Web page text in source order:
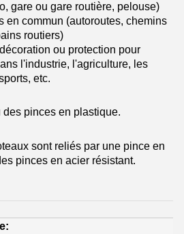
gare ou gare routière, pelouse)
en commun (autoroutes, chemins
routiers)
ou protection pour
l'industrie, l'agriculture, les
etc.
pinces en plastique.
sont reliés par une pince en
pinces en acier résistant.